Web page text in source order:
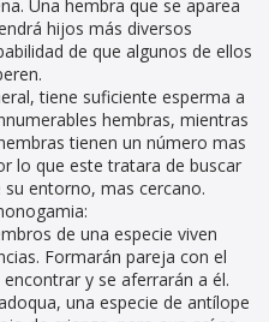
Una hembra que se aparea
hijos más diversos
de que algunos de ellos
tiene suficiente esperma a
hembras, mientras
tienen un número mas
lo que este tratara de buscar
entorno, mas cercano.
de una especie viven
Formarán pareja con el
y se aferrarán a él.
una especie de antílope